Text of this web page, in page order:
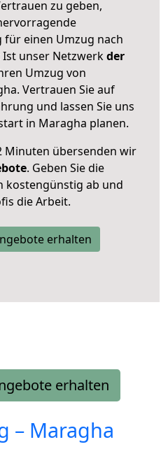
zu geben,
einen Umzug nach
unser Netzwerkder
Umzug von
Vertrauen Sie auf
und lassen Sie uns
in Maragha planen.
Minuten übersenden wir
. Geben Sie die
kostengünstig ab und
die Arbeit.
erhalten
erhalten
– Maragha